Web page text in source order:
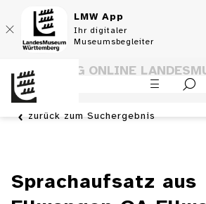
LMW App
Ihr digitaler
Museumsbegleiter
SAMMLUNG ONLINE
WÜRTTEMBERG
zurück zum Suchergebnis
Sprachaufsatz aus